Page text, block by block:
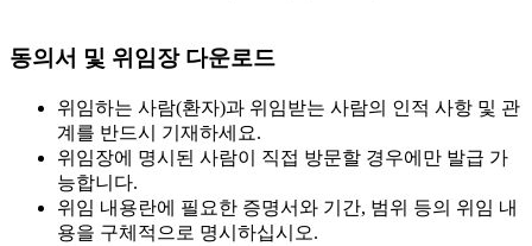
동의서 및 위임장 다운로드
위임하는 사람(환자)과 위임받는 사람의 인적 사항 및 관
계를 반드시 기재하세요.
위임장에 명시된 사람이 직접 방문할 경우에만 발급 가
능합니다.
위임 내용란에 필요한 증명서와 기간, 범위 등의 위임 내
용을 구체적으로 명시하십시오.